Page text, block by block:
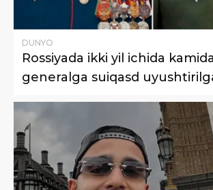
DUNYO
Rossiyada ikki yil ichida
generalga suiqasd